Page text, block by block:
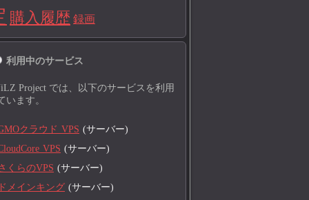
購入履歴 録画
利用中のサービス
Project では、以下のサービスを利用
います。
クラウド VPS (サーバー)
VPS (サーバー)
くらのVPS (サーバー)
メインキング (サーバー)